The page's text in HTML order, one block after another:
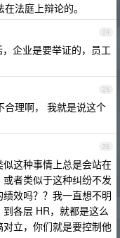
法庭上辩论的。
24
企业是要举证的，员工
25
合理啊， 我就是说这个
26
这种事情上总是会站在
者类似于这种纠纷不发
效吗？？我一直想不明
各层 HR，就都是这么
立，你们就是要控制他